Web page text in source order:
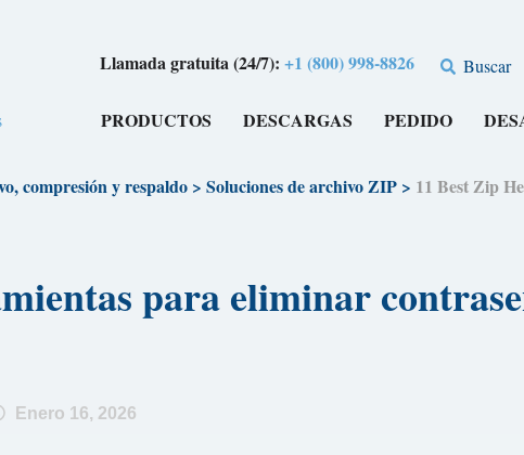
Llamada gratuita (24/7):+1 (800) 998-8826 Buscar
PRODUCTOS DESCARGAS PEDIDO
compresión y respaldo> Soluciones de archivo ZIP> 11 Best Zip
para eliminar
Enero 16, 2026